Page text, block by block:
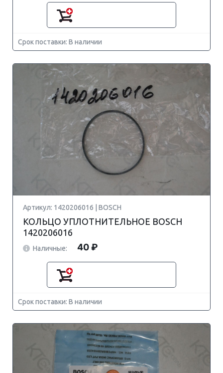
Срок поставки: В наличии
Артикул: 1420206016 | BOSCH
КОЛЬЦО УПЛОТНИТЕЛЬНОЕ BOSCH
1420206016
Наличные: 40 ₽
Срок поставки: В наличии